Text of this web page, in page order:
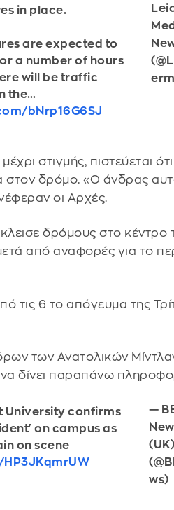
in place.
are expected to
a number of hours
will be traffic
the…
bNrp16G6SJ
στιγμής, πιστεύεται
δρόμο. «Ο άνδρας
οι Αρχές.
δρόμους στο κέντρο
από αναφορές για το
τις 6 το απόγευμα της
των Ανατολικών
δίνει παραπάνω
University confirms
on campus as
on scene
—
(UK)
ws)